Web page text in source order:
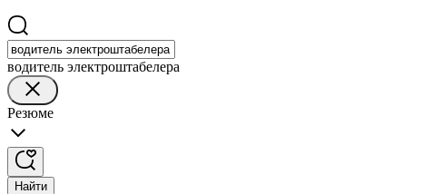
водитель электроштабелера
Резюме
Найти